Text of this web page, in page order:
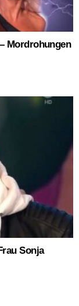
Mordrohungen
Sonja